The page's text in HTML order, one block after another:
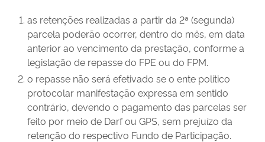
as retenções realizadas a partir da 2ª (segunda)
parcela poderão ocorrer, dentro do mês, em data
anterior ao vencimento da prestação, conforme a
legislação de repasse do FPE ou do FPM.
o repasse não será efetivado se o ente político
protocolar manifestação expressa em sentido
contrário, devendo o pagamento das parcelas ser
feito por meio de Darf ou GPS, sem prejuízo da
retenção do respectivo Fundo de Participação.